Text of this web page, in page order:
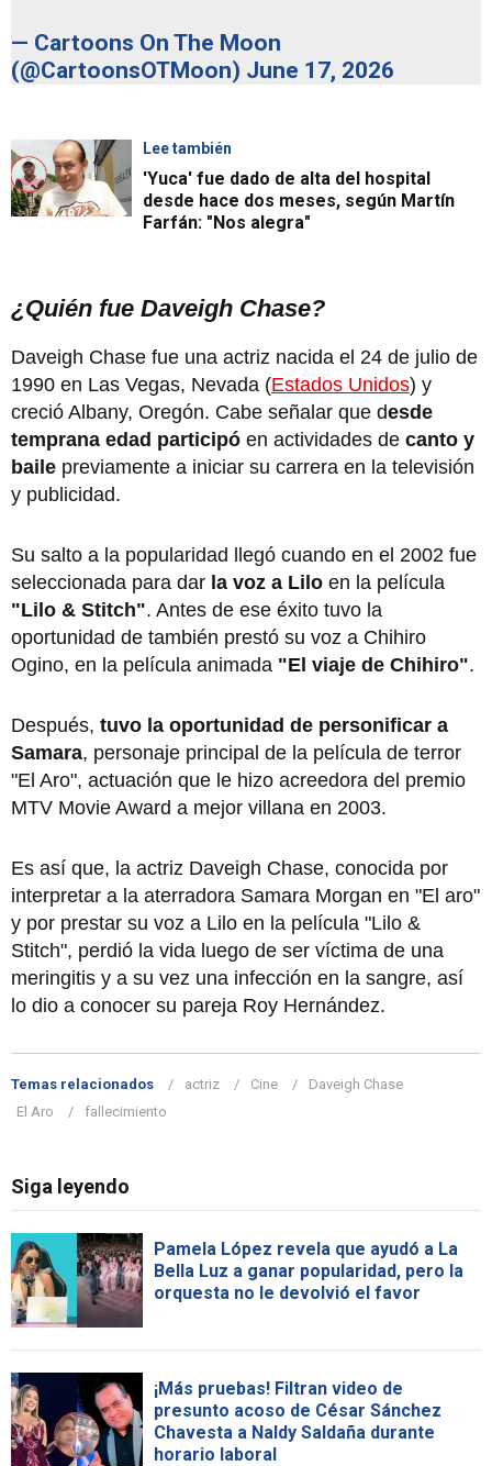
— Cartoons On The Moon
(@CartoonsOTMoon) June 17, 2026
Lee también
'Yuca' fue dado de alta del hospital
desde hace dos meses, según Martín
Farfán: "Nos alegra"
¿Quién fue Daveigh Chase?
Daveigh Chase fue una actriz nacida el 24 de julio de
1990 en Las Vegas, Nevada (Estados Unidos) y
creció Albany, Oregón. Cabe señalar que desde
temprana edad participó en actividades de canto y
baile previamente a iniciar su carrera en la televisión
y publicidad.
Su salto a la popularidad llegó cuando en el 2002 fue
seleccionada para dar la voz a Lilo en la película
"Lilo & Stitch". Antes de ese éxito tuvo la
oportunidad de también prestó su voz a Chihiro
Ogino, en la película animada "El viaje de Chihiro".
Después, tuvo la oportunidad de personificar a
Samara, personaje principal de la película de terror
"El Aro", actuación que le hizo acreedora del premio
MTV Movie Award a mejor villana en 2003.
Es así que, la actriz Daveigh Chase, conocida por
interpretar a la aterradora Samara Morgan en "El aro"
y por prestar su voz a Lilo en la película "Lilo &
Stitch", perdió la vida luego de ser víctima de una
meringitis y a su vez una infección en la sangre, así
lo dio a conocer su pareja Roy Hernández.
Temas relacionados actriz Cine
Daveigh Chase
El Aro
fallecimiento
Siga leyendo
Pamela López revela que ayudó a La
Bella Luz a ganar popularidad, pero la
orquesta no le devolvió el favor
¡Más pruebas! Filtran video de
presunto acoso de César Sánchez
Chavesta a Naldy Saldaña durante
horario laboral